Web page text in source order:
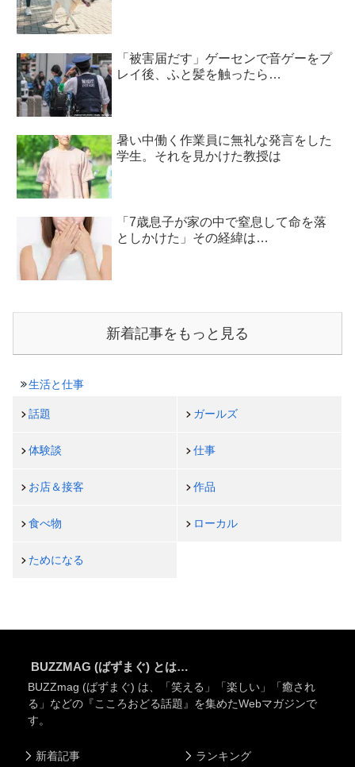
「被害届だす」ゲーセンで音ゲーをプ
レイ後、ふと髪を触ったら…
暑い中働く作業員に無礼な発言をした
学生。それを見かけた教授は
「7歳息子が家の中で窒息して命を落
としかけた」その経緯は…
新着記事をもっと見る
生活と仕事
話題 ガールズ
体験談 仕事
お店＆接客 作品
食べ物 ローカル
ためになる
BUZZMAG (ばずまぐ) とは…
BUZZmag (ばずまぐ) は、「笑える」「楽しい」「癒され
る」などの『こころおどる話題』を集めたWebマガジンで
す。
新着記事 ランキング